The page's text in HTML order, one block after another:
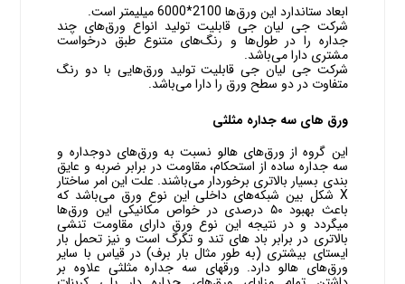
ابعاد ستاندارد این ورق‌ها 2100*6000 میلیمتر است.
شرکت جی لیان جی قابلیت تولید انواع ورق‌های چند
جداره را در طول‌ها و رنگ‌های متنوع طبق درخواست
مشتری دارا می‌باشد.
شرکت جی لیان جی قابلیت تولید ورق‌هایی با دو رنگ
متفاوت در دو سطح ورق را دارا می‌باشد.
ورق های سه جداره مثلثی
این گروه از ورق‌های هالو نسبت به ورق‌های دوجداره و
سه جداره ساده از استحکام، مقاومت در برابر ضربه و عایق
بندی بسیار بالاتری برخوردار می‌باشند. علت این امر ساختار
X شکل بین شبکه‌های داخلی این نوع ورق می‌باشد که
باعث بهبود ۵۰ درصدی در خواص مکانیکی این ورق‌ها
میگردد و در نتیجه این نوع ورق دارای مقاومت تنشی
بالاتری در برابر باد های تند و تگرگ است و نیز تحمل بار
ایستای بیشتری (به طور مثال بار برف) در قیاس با سایر
ورق‌های هالو دارد. ورقهای سه جداره مثلثی علاوه بر